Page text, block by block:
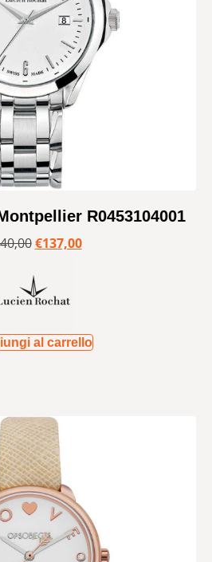
R0453104001
€137,00
al carrello